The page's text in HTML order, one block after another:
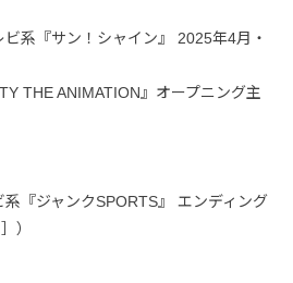
系『サン！シャイン』 2025年4月・
THE ANIMATION』オープニング主
『ジャンクSPORTS』 エンディング
）